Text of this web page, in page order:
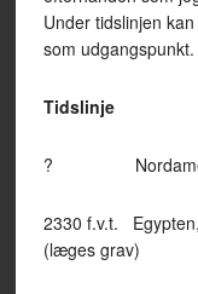
Under tidslinjen
som udgangspunkt.
Tidslinje
? Nordamerika
2330 f.v.t.
(læges grav)